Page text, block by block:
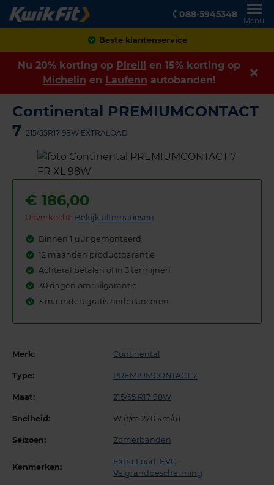
088-5945348
Menu
Achteraf betalen
Nu 20% korting op Pirelli en 15% korting op
Michelin en Laufenn autobanden!
Continental PREMIUMCONTACT
7 215/55R17 98W EXTRALOAD
€ 186,00
Uitverkocht: Bekijk alternatieven
Binnen 1 uur gemonteerd
12 maanden productgarantie
Achteraf betalen of in 3 termijnen
30 dagen omruilgarantie
3 maanden gratis herbalanceren
Merk: Continental
Type: PREMIUMCONTACT 7
Maat: 215/55 R17 98W
Snelheid: W (t/m 270 km/u)
Seizoen: Zomerbanden
Kenmerken:
Extra Load , EVC,
Velgrandbescherming